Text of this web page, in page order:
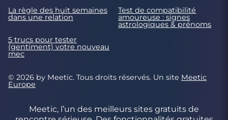
La règle des huit semaines
dans une relation
Test de compatibilité
amoureuse : signes
astrologiques & prénoms
5 trucs pour tester
(gentiment) votre nouveau
mec
© 2026 by Meetic. Tous droits réservés. Un site Meetic
Europe
Meetic, l’un des meilleurs sites gratuits de